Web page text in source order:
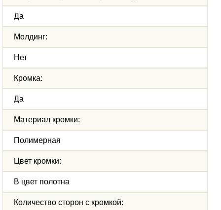
Да
Молдинг:
Нет
Кромка:
Да
Материал кромки:
Полимерная
Цвет кромки:
В цвет полотна
Количество сторон с кромкой: